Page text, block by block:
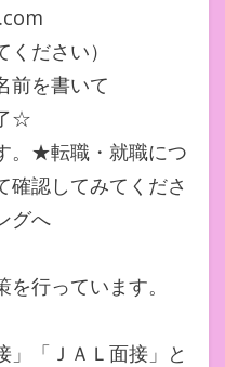
ださい）
前を書いて
☆
。★転職・就職につ
確認してみてくださ
グへ
行っています。
」「ＪＡＬ面接」と